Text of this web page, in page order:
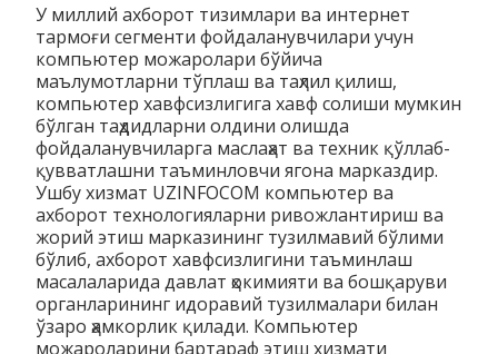
У миллий ахборот тизимлари ва интернет
тармоғи сегменти фойдаланувчилари учун
компьютер можаролари бўйича
маълумотларни тўплаш ва таҳлил қилиш,
компьютер хавфсизлигига хавф солиши мумкин
бўлган таҳдидларни олдини олишда
фойдаланувчиларга маслаҳат ва техник қўллаб-
қувватлашни таъминловчи ягона марказдир.
Ушбу хизмат UZINFOCOM компьютер ва
ахборот технологияларни ривожлантириш ва
жорий этиш марказининг тузилмавий бўлими
бўлиб, ахборот хавфсизлигини таъминлаш
масалаларида давлат ҳокимияти ва бошқаруви
органларининг идоравий тузилмалари билан
ўзаро ҳамкорлик қилади. Компьютер
можароларини бартараф этиш хизмати